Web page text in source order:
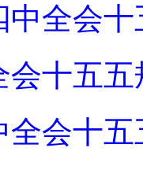
全会
十五
全会十